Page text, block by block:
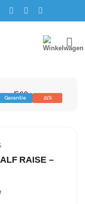
Garantie 21%
RAISE –